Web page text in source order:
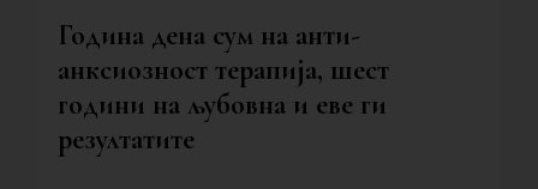
Година дена сум на анти-
анксиозност терапија, шест
години на љубовна и еве ги
резултатите